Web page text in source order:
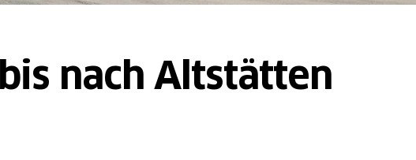
nach Altstätten